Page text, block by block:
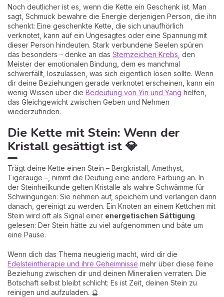
Noch deutlicher ist es, wenn die Kette ein Geschenk ist. Man
sagt, Schmuck bewahre die Energie derjenigen Person, die ihn
schenkt: Eine geschenkte Kette, die sich unaufhörlich
verknotet, kann auf ein Ungesagtes oder eine Spannung mit
dieser Person hindeuten. Stark verbundene Seelen spüren
das besonders – denke an das Sternzeichen Krebs , den
Meister der emotionalen Bindung, dem es manchmal
schwerfällt, loszulassen, was sich eigentlich lösen sollte. Wenn
dir deine Beziehungen gerade verknotet erscheinen, kann ein
wenig Wissen über die Bedeutung von Yin und Yang helfen,
das Gleichgewicht zwischen Geben und Nehmen
wiederzufinden.
Die Kette mit Stein: Wenn der
Kristall gesättigt ist 💎
Trägt deine Kette einen Stein – Bergkristall, Amethyst,
Tigerauge –, nimmt die Deutung eine andere Färbung an. In
der Steinheilkunde gelten Kristalle als wahre Schwämme für
Schwingungen: Sie nehmen auf, speichern und verlangen dann
danach, gereinigt zu werden. Ein Knoten an einem Kettchen mit
Stein wird oft als Signal einer energetischen Sättigung
gelesen: Der Stein hätte zu viel aufgenommen und bäte um
eine Pause.
Wenn dich das Thema neugierig macht, wird dir die
Edelsteintherapie und ihre Geheimnisse mehr über diese feine
Beziehung zwischen dir und deinen Mineralien verraten. Die
Botschaft selbst bleibt schlicht: Es ist Zeit, deinen Stein zu
reinigen und aufzuladen. 🔮